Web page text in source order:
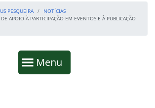
PESQUEIRA
NOTÍCIAS
APOIO À PARTICIPAÇÃO EM EVENTOS E À PUBLICAÇÃO
Mostrar
Menu